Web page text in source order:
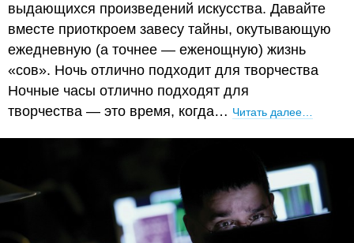
выдающихся произведений искусства. Давайте
вместе приоткроем завесу тайны, окутывающую
ежедневную (а точнее — еженощную) жизнь
«сов». Ночь отлично подходит для творчества
Ночные часы отлично подходят для
творчества — это время, когда… Читать далее…